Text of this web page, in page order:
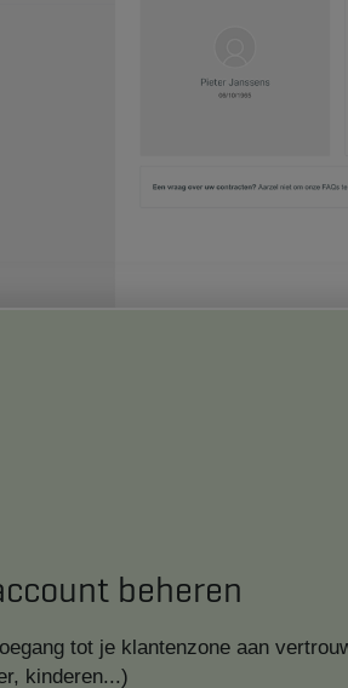
beheren
tot je klantenzone aan
kinderen...)